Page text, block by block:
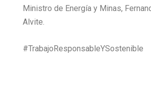
Ministro de Energía y Minas,
Alvite.
#TrabajoResponsableYSostenible